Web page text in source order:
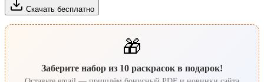
Скачать бесплатно
🎁
Заберите набор из 10 раскрасок в подарок!